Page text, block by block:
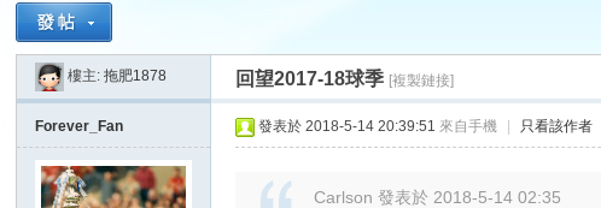
» › ›
樓主:拖肥1878 回望2017-18球季 [複製鏈接]
Forever_Fan 發表於 2018-5-14 20:39:51 來自手機 只看該作者
Carlson 發表於 2018-5-14 02:35